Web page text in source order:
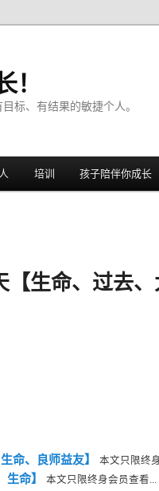
！
标、有结果的敏捷个人。
培训 孩子陪伴你成长
【生命、过去、
命、良师益友】 本文只限终
生命】 本文只限终身会员查看...